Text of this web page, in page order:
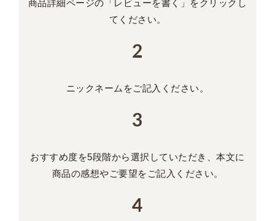
商品詳細ページの 「レビューを書く」を クリックし
てください。
ニックネームをご記入ください。
おすすめ度を5段階から選択していただき、本文に
商品の感想やご要望をご記入ください。